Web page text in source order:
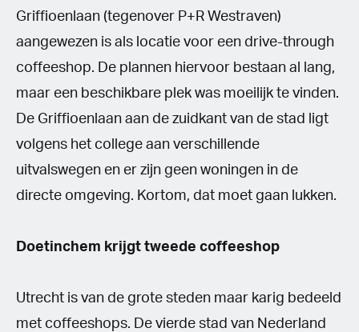
Griffioenlaan (tegenover P+R Westraven)
aangewezen is als locatie voor een drive-through
coffeeshop. De plannen hiervoor bestaan al lang,
maar een beschikbare plek was moeilijk te vinden.
De Griffioenlaan aan de zuidkant van de stad ligt
volgens het college aan verschillende
uitvalswegen en er zijn geen woningen in de
directe omgeving. Kortom, dat moet gaan lukken.
Doetinchem krijgt tweede coffeeshop
Utrecht is van de grote steden maar karig bedeeld
met coffeeshops. De vierde stad van Nederland